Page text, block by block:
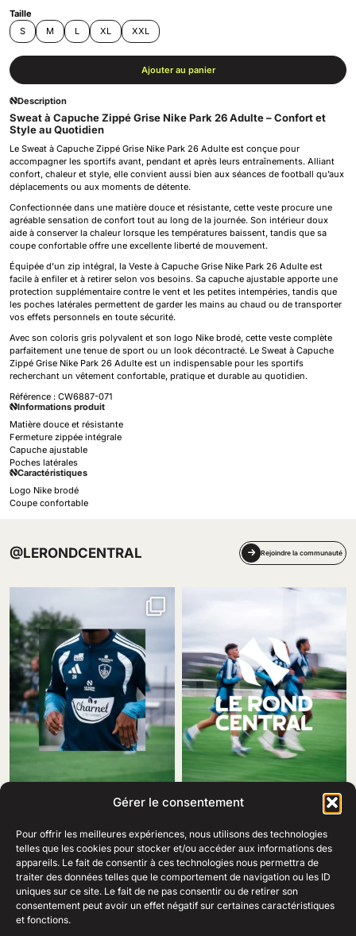
Gérer le consentement
Pour offrir les meilleures expériences, nous utilisons des technologies
telles que les cookies pour stocker et/ou accéder aux informations des
appareils. Le fait de consentir à ces technologies nous permettra de
traiter des données telles que le comportement de navigation ou les ID
uniques sur ce site. Le fait de ne pas consentir ou de retirer son
consentement peut avoir un effet négatif sur certaines caractéristiques
et fonctions.
Taille
S
M L XL XXL
Ajouter au panier
Description
Sweat à Capuche Zippé Grise Nike Park 26 Adulte – Confort et
Style au Quotidien
Le Sweat à Capuche Zippé Grise Nike Park 26 Adulte est conçue pour
accompagner les sportifs avant, pendant et après leurs entraînements. Alliant
confort, chaleur et style, elle convient aussi bien aux séances de football qu’aux
déplacements ou aux moments de détente.
Confectionnée dans une matière douce et résistante, cette veste procure une
agréable sensation de confort tout au long de la journée. Son intérieur doux
aide à conserver la chaleur lorsque les températures baissent, tandis que sa
coupe confortable offre une excellente liberté de mouvement.
Équipée d’un zip intégral, la Veste à Capuche Grise Nike Park 26 Adulte est
facile à enfiler et à retirer selon vos besoins. Sa capuche ajustable apporte une
protection supplémentaire contre le vent et les petites intempéries, tandis que
les poches latérales permettent de garder les mains au chaud ou de transporter
vos effets personnels en toute sécurité.
Avec son coloris gris polyvalent et son logo Nike brodé, cette veste complète
parfaitement une tenue de sport ou un look décontracté. Le Sweat à Capuche
Zippé Grise Nike Park 26 Adulte est un indispensable pour les sportifs
recherchant un vêtement confortable, pratique et durable au quotidien.
Référence : CW6887-071
Informations produit
Matière douce et résistante
Fermeture zippée intégrale
Capuche ajustable
Poches latérales
Caractéristiques
Logo Nike brodé
Coupe confortable
@LERONDCENTRAL Rejoindre la communauté
69 Rue Amiral Romain Desfosses,
29200 Brest
02 98 41 41 99
Ouvert du lundi au samedi